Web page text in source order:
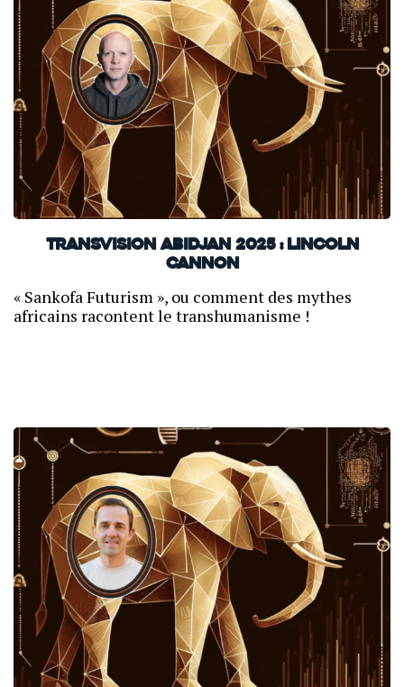
TransVision Abidjan 2025 : Lincoln
Cannon
« Sankofa Futurism », ou comment des mythes
africains racontent le transhumanisme !